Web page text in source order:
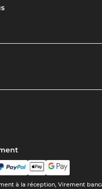
à la réception, Virement